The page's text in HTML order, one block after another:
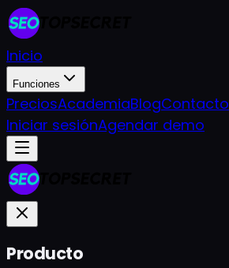
Inicio
Funciones
PreciosAcademiaBlogContacto
Iniciar sesiónAgendar demo
Producto